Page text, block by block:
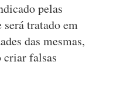
pelas
tratado em
das mesmas,
criar falsas